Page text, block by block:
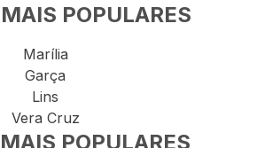
POPULARES
Marília
Garça
Lins
Vera Cruz
POPULARES